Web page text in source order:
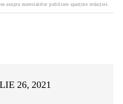
asupra materialelor publicate aparține redacției.
26, 2021